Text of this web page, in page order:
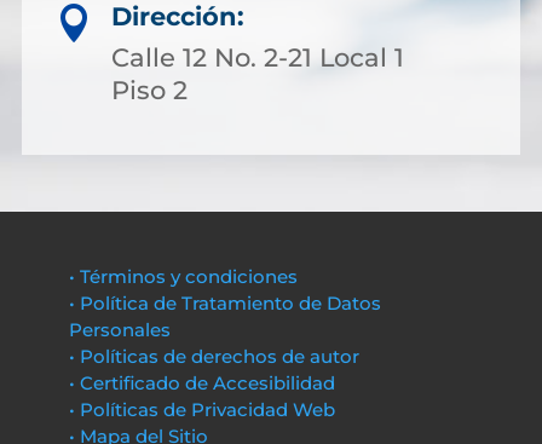

Dirección:
Calle 12 No. 2-21 Local 1
Piso 2
• Términos y condiciones
• Política de Tratamiento de Datos
Personales
• Políticas de derechos de autor
• Certificado de Accesibilidad
• Políticas de Privacidad Web
• Mapa del Sitio